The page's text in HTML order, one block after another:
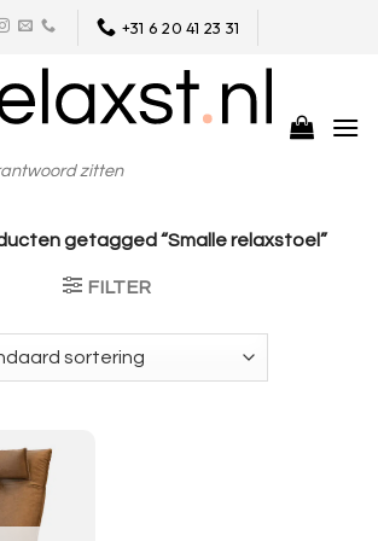
+31 6 20 41 23 31
zitten
getagged “Smalle relaxstoel”
FILTER